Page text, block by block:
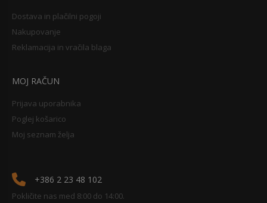
Dostava in plačilni pogoji
Nakupovanje
Reklamacija in vračila blaga
MOJ RAČUN
Prijava uporabnika
Poglej košarico
Moj seznam želja
+386 2 23 48 102
Pokličite nas med 8:00 do 14:00.